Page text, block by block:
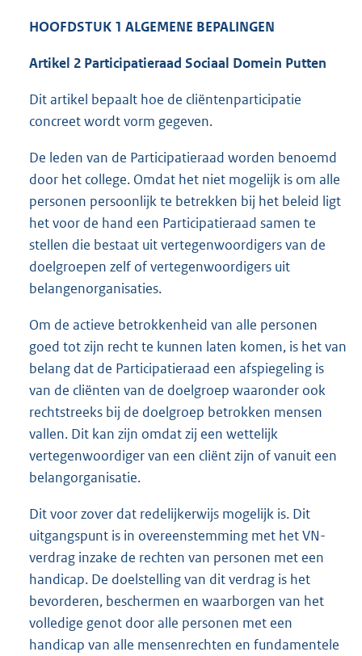
HOOFDSTUK 1 ALGEMENE BEPALINGEN
Artikel 2 Participatieraad Sociaal Domein Putten
Dit artikel bepaalt hoe de cliëntenparticipatie
concreet wordt vorm gegeven.
De leden van de Participatieraad worden benoemd
door het college. Omdat het niet mogelijk is om alle
personen persoonlijk te betrekken bij het beleid ligt
het voor de hand een Participatieraad samen te
stellen die bestaat uit vertegenwoordigers van de
doelgroepen zelf of vertegenwoordigers uit
belangenorganisaties.
Om de actieve betrokkenheid van alle personen
goed tot zijn recht te kunnen laten komen, is het van
belang dat de Participatieraad een afspiegeling is
van de cliënten van de doelgroep waaronder ook
rechtstreeks bij de doelgroep betrokken mensen
vallen. Dit kan zijn omdat zij een wettelijk
vertegenwoordiger van een cliënt zijn of vanuit een
belangorganisatie.
Dit voor zover dat redelijkerwijs mogelijk is. Dit
uitgangspunt is in overeenstemming met het VN-
verdrag inzake de rechten van personen met een
handicap. De doelstelling van dit verdrag is het
bevorderen, beschermen en waarborgen van het
volledige genot door alle personen met een
handicap van alle mensenrechten en fundamentele